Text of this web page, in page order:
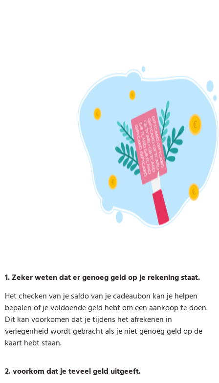
1. Zeker weten dat er genoeg geld op je rekening staat.
Het checken van je saldo van je cadeaubon kan je helpen
bepalen of je voldoende geld hebt om een aankoop te doen.
Dit kan voorkomen dat je tijdens het afrekenen in
verlegenheid wordt gebracht als je niet genoeg geld op de
kaart hebt staan.
2. voorkom dat je teveel geld uitgeeft.